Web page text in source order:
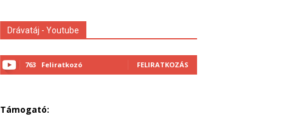
Drávatáj - Youtube
763 Feliratkozó FELIRATKOZÁS
Támogató: